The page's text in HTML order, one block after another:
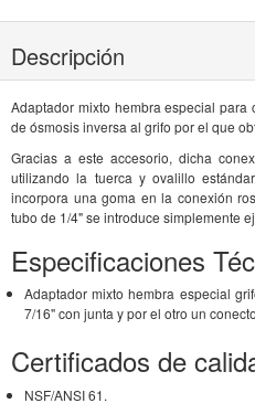
Descripción
Adaptador mixto hembra especial
de ósmosis inversa al grifo por el que
Gracias a este accesorio, dicha
utilizando la tuerca y ovalillo
incorpora una goma en la conexión
tubo de 1/4" se introduce simplemente
Especificaciones
Adaptador mixto hembra especial
7/16" con junta y por el otro un
Certificados de
NSF/ANSI 61.